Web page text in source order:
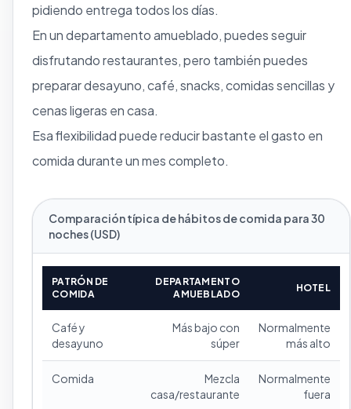
pidiendo entrega todos los días.
En un departamento amueblado, puedes seguir
disfrutando restaurantes, pero también puedes
preparar desayuno, café, snacks, comidas sencillas y
cenas ligeras en casa.
Esa flexibilidad puede reducir bastante el gasto en
comida durante un mes completo.
Comparación típica de hábitos de comida para 30
noches (USD)
PATRÓN DE
COMIDA
DEPARTAMENTO
AMUEBLADO
HOTEL
Café y
desayuno
Más bajo con
súper
Normalmente
más alto
Comida
Mezcla
casa/restaurante
Normalmente
fuera